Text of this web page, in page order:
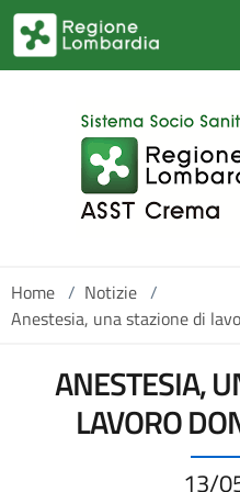
Salta al contenuto principale
Home / Notizie /
Anestesia, una stazione di
ANESTESIA,
LAVORO
13/